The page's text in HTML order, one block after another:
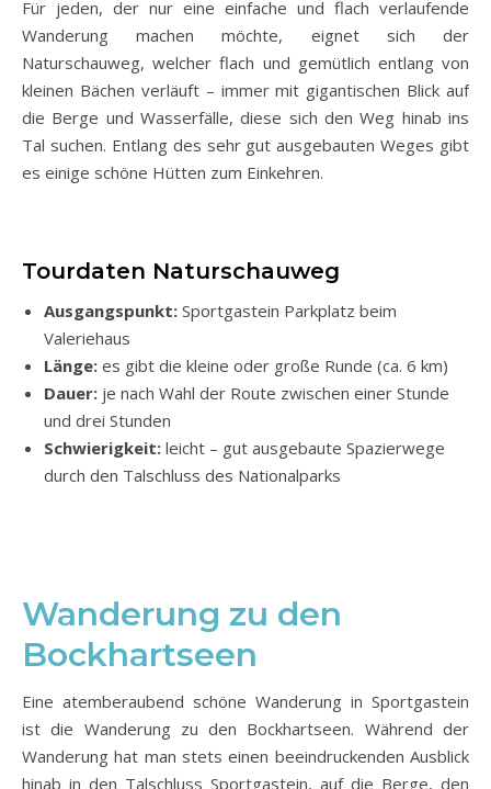
Für jeden, der nur eine einfache und flach verlaufende
Wanderung machen möchte, eignet sich der
Naturschauweg, welcher flach und gemütlich entlang von
kleinen Bächen verläuft – immer mit gigantischen Blick auf
die Berge und Wasserfälle, diese sich den Weg hinab ins
Tal suchen. Entlang des sehr gut ausgebauten Weges gibt
es einige schöne Hütten zum Einkehren.
Tourdaten Naturschauweg
Ausgangspunkt: Sportgastein Parkplatz beim
Valeriehaus
Länge: es gibt die kleine oder große Runde (ca. 6 km)
Dauer: je nach Wahl der Route zwischen einer Stunde
und drei Stunden
Schwierigkeit: leicht – gut ausgebaute Spazierwege
durch den Talschluss des Nationalparks
Wanderung zu den
Bockhartseen
Eine atemberaubend schöne Wanderung in Sportgastein
ist die Wanderung zu den Bockhartseen. Während der
Wanderung hat man stets einen beeindruckenden Ausblick
hinab in den Talschluss Sportgastein, auf die Berge, den